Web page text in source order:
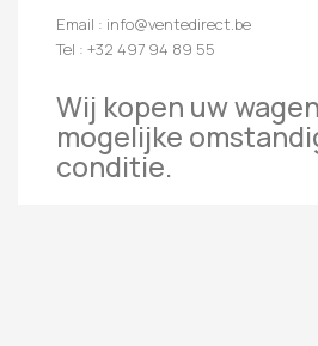
Email : info@ventedirect.be
Tel : +32 497 94 89 55
Wij kopen uw
mogelijke
conditie.